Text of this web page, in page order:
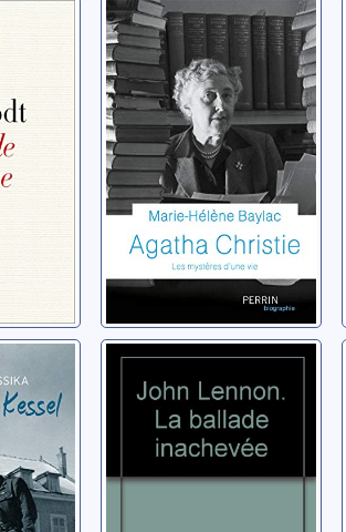
Agatha Christie:
les mystères
d'une vie
Baylac, Marie-Hélène
John Lennon: la
ballade
inachevée
Merle, Pierre